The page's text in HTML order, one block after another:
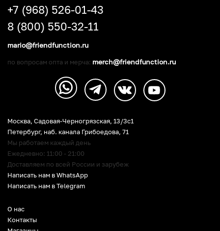
О нас
Контакты
Москва, Садовая-Черногрязская, 13/3c1
Петербург, наб. канала Грибоедова, 71
Мы работаем каждый день
Ежедневно: 11:00 - 21:00
Доставляем по всей России и зарубеж
Написать нам в WhatsApp
Написать нам в Telegram
+7 (968) 526-01-43
8 (800) 550-32-11
mario@friendfunction.ru
по вопросам опта и мерча: merch@friendfunction.ru